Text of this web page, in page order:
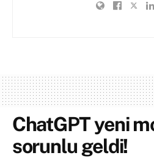
ChatGPT yeni
sorunlu geldi!